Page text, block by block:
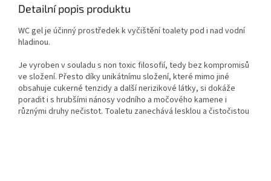
Detailní popis produktu
WC gel je účinný prostředek k vyčištění toalety pod i nad vodní
hladinou.
Je vyroben v souladu s non toxic filosofií, tedy bez kompromisů
ve složení. Přesto díky unikátnímu složení, které mimo jiné
obsahuje cukerné tenzidy a další nerizikové látky, si dokáže
poradit i s hrubšími nánosy vodního a močového kamene i
různými druhy nečistot. Toaletu zanechává lesklou a čistočistou